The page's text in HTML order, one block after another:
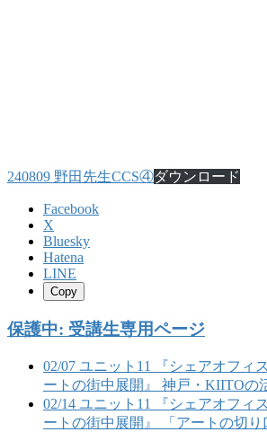
240809 野田先生CCS④ダウンロード
Facebook
X
Bluesky
Hatena
LINE
Copy
保護中: 受講生専用ページ
02/07 ユニット11 『シェアオフィ
ートの街中展開』 神戸・KIITOの
02/14 ユニット11 『シェアオフィ
ートの街中展開』 「アートの切